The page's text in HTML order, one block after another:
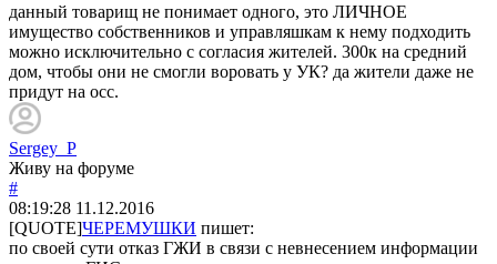
данный товарищ не понимает одного, это ЛИЧНОЕ
имущество собственников и управляшкам к нему подходить
можно исключительно с согласия жителей. 300к на средний
дом, чтобы они не смогли воровать у УК? да жители даже не
придут на осс.
Sergey_P
Живу на форуме
#
08:19:28 11.12.2016
[QUOTE]ЧЕРЕМУШКИ пишет:
по своей сути отказ ГЖИ в связи с невнесением информации